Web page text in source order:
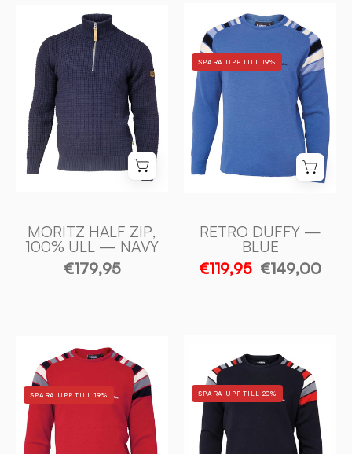
MORITZ
HALF
ZIP,
100%
ULL
—
NAVY
-
Ivanhoe
MORITZ HALF ZIP,
100% ULL — NAVY
€179,95
RETRO
DUFFY
—
BLUE
Ivanhoe
Sweden
SPARA UPP TILL 19%
RETRO DUFFY —
BLUE
€119,95 €149,00
RETRO
DUFFY
CHILLI
SPARA UPP TILL 19%
DUFFY
—
NAVY
Ivanhoe
SPARA UPP TILL 20%